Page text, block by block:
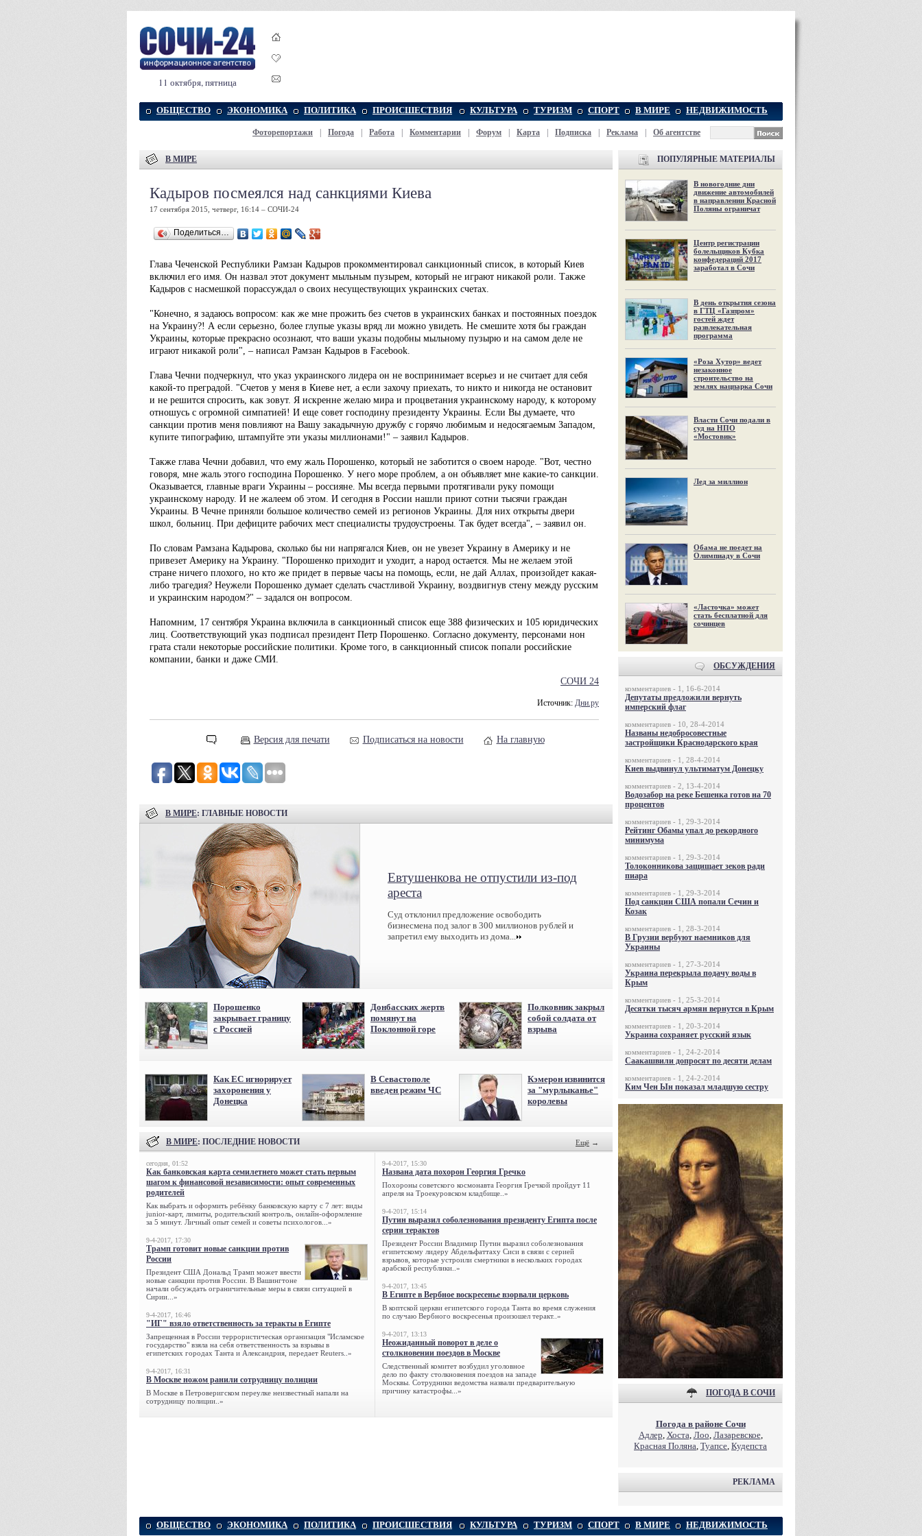
11 октября, пятница
ОБЩЕСТВО ЭКОНОМИКА ПОЛИТИКА ПРОИСШЕСТВИЯ КУЛЬТУРА ТУРИЗМ СПОРТ В МИРЕ НЕДВИЖИМОСТЬ
Фоторепортажи Погода Работа Комментарии Форум Карта Подписка Реклама Об агентстве
В МИРЕ
Кадыров посмеялся над санкциями Киева
17 сентября 2015, четверг, 16:14 – СОЧИ-24
Поделиться…
Глава Чеченской Республики Рамзан Кадыров прокомментировал санкционный список, в который Киев
включил его имя. Он назвал этот документ мыльным пузырем, который не играют никакой роли. Также
Кадыров с насмешкой порассуждал о своих несуществующих украинских счетах.
"Конечно, я задаюсь вопросом: как же мне прожить без счетов в украинских банках и постоянных поездок
на Украину?! А если серьезно, более глупые указы вряд ли можно увидеть. Не смешите хотя бы граждан
Украины, которые прекрасно осознают, что ваши указы подобны мыльному пузырю и на самом деле не
играют никакой роли", – написал Рамзан Кадыров в Facebook.
Глава Чечни подчеркнул, что указ украинского лидера он не воспринимает всерьез и не считает для себя
какой-то преградой. "Счетов у меня в Киеве нет, а если захочу приехать, то никто и никогда не остановит
и не решится спросить, как зовут. Я искренне желаю мира и процветания украинскому народу, к которому
отношусь с огромной симпатией! И еще совет господину президенту Украины. Если Вы думаете, что
санкции против меня повлияют на Вашу закадычную дружбу с горячо любимым и недосягаемым Западом,
купите типографию, штампуйте эти указы миллионами!" – заявил Кадыров.
Также глава Чечни добавил, что ему жаль Порошенко, который не заботится о своем народе. "Вот, честно
говоря, мне жаль этого господина Порошенко. У него море проблем, а он объявляет мне какие-то санкции.
Оказывается, главные враги Украины – россияне. Мы всегда первыми протягивали руку помощи
украинскому народу. И не жалеем об этом. И сегодня в России нашли приют сотни тысячи граждан
Украины. В Чечне приняли большое количество семей из регионов Украины. Для них открыты двери
школ, больниц. При дефиците рабочих мест специалисты трудоустроены. Так будет всегда", – заявил он.
По словам Рамзана Кадырова, сколько бы ни напрягался Киев, он не увезет Украину в Америку и не
привезет Америку на Украину. "Порошенко приходит и уходит, а народ остается. Мы не желаем этой
стране ничего плохого, но кто же придет в первые часы на помощь, если, не дай Аллах, произойдет какая-
либо трагедия? Неужели Порошенко думает сделать счастливой Украину, воздвигнув стену между русским
и украинским народом?" – задался он вопросом.
Напомним, 17 сентября Украина включила в санкционный список еще 388 физических и 105 юридических
лиц. Соответствующий указ подписал президент Петр Порошенко. Согласно документу, персонами нон
грата стали некоторые российские политики. Кроме того, в санкционный список попали российские
компании, банки и даже СМИ.
СОЧИ 24
Источник: Дни.ру
Версия для печати Подписаться на новости На главную
В МИРЕ: ГЛАВНЫЕ НОВОСТИ
Евтушенкова не отпустили из-под
ареста
Суд отклонил предложение освободить
бизнесмена под залог в 300 миллионов рублей и
запретил ему выходить из дома...
Порошенко
закрывает границу
с Россией
Донбасских жертв
помянут на
Поклонной горе
Полковник закрыл
собой солдата от
взрыва
Как ЕС игнорирует
захоронения у
Донецка
В Севастополе
введен режим ЧС
Кэмерон извинится
за "мурлыканье"
королевы
В МИРЕ: ПОСЛЕДНИЕ НОВОСТИ Ещё →
сегодня, 01:52
Как банковская карта семилетнего может стать первым
шагом к финансовой независимости: опыт современных
родителей
Как выбрать и оформить ребёнку банковскую карту с 7 лет: виды
junior-карт, лимиты, родительский контроль, онлайн-оформление
за 5 минут. Личный опыт семей и советы психологов...»
9-4-2017, 17:30
Трамп готовит новые санкции против
России
Президент США Дональд Трамп может ввести
новые санкции против России. В Вашингтоне
начали обсуждать ограничительные меры в связи ситуацией в
Сирии...»
9-4-2017, 16:46
"ИГ" взяло ответственность за теракты в Египте
Запрещенная в России террористическая организация "Исламское
государство" взяла на себя ответственность за взрывы в
египетских городах Танта и Александрия, передает Reuters..»
9-4-2017, 16:31
В Москве ножом ранили сотрудницу полиции
В Москве в Петроверигском переулке неизвестный напали на
сотрудницу полиции..»
9-4-2017, 15:30
Названа дата похорон Георгия Гречко
Похороны советского космонавта Георгия Гречкой пройдут 11
апреля на Троекуровском кладбище..»
9-4-2017, 15:14
Путин выразил соболезнования президенту Египта после
серии терактов
Президент России Владимир Путин выразил соболезнования
египетскому лидеру Абдельфаттаху Сиси в связи с серией
взрывов, которые устроили смертники в нескольких городах
арабской республики..»
9-4-2017, 13:45
В Египте в Вербное воскресенье взорвали церковь
В коптской церкви египетского города Танта во время служения
по случаю Вербного воскресенья произошел теракт..»
9-4-2017, 13:13
Неожиданный поворот в деле о
столкновении поездов в Москве
Следственный комитет возбудил уголовное
дело по факту столкновения поездов на западе
Москвы. Сотрудники ведомства назвали предварительную
причину катастрофы...»
ПОПУЛЯРНЫЕ МАТЕРИАЛЫ
В новогодние дни
движение автомобилей
в направлении Красной
Поляны ограничат
Центр регистрации
болельщиков Кубка
конфедераций 2017
заработал в Сочи
В день открытия сезона
в ГТЦ «Газпром»
гостей ждет
развлекательная
программа
«Роза Хутор» ведет
незаконное
строительство на
землях нацпарка Сочи
Власти Сочи подали в
суд на НПО
«Мостовик»
Лед за миллион
Обама не поедет на
Олимпиаду в Сочи
«Ласточка» может
стать бесплатной для
сочинцев
ОБСУЖДЕНИЯ
комментариев - 1, 16-6-2014
Депутаты предложили вернуть
имперский флаг
комментариев - 10, 28-4-2014
Названы недобросовестные
застройщики Краснодарского края
комментариев - 1, 28-4-2014
Киев выдвинул ультиматум Донецку
комментариев - 2, 13-4-2014
Водозабор на реке Бешенка готов на 70
процентов
комментариев - 1, 29-3-2014
Рейтинг Обамы упал до рекордного
минимума
комментариев - 1, 29-3-2014
Толоконникова защищает зеков ради
пиара
комментариев - 1, 29-3-2014
Под санкции США попали Сечин и
Козак
комментариев - 1, 28-3-2014
В Грузии вербуют наемников для
Украины
комментариев - 1, 27-3-2014
Украина перекрыла подачу воды в
Крым
комментариев - 1, 25-3-2014
Десятки тысяч армян вернутся в Крым
комментариев - 1, 20-3-2014
Украина сохраняет русский язык
комментариев - 1, 24-2-2014
Саакашвили допросят по десяти делам
комментариев - 1, 24-2-2014
Ким Чен Ын показал младшую сестру
ПОГОДА В СОЧИ
Погода в районе Сочи
Адлер, Хоста, Лоо, Лазаревское,
Красная Поляна, Туапсе, Кудепста
РЕКЛАМА
ОБЩЕСТВО ЭКОНОМИКА ПОЛИТИКА ПРОИСШЕСТВИЯ КУЛЬТУРА ТУРИЗМ СПОРТ В МИРЕ НЕДВИЖИМОСТЬ